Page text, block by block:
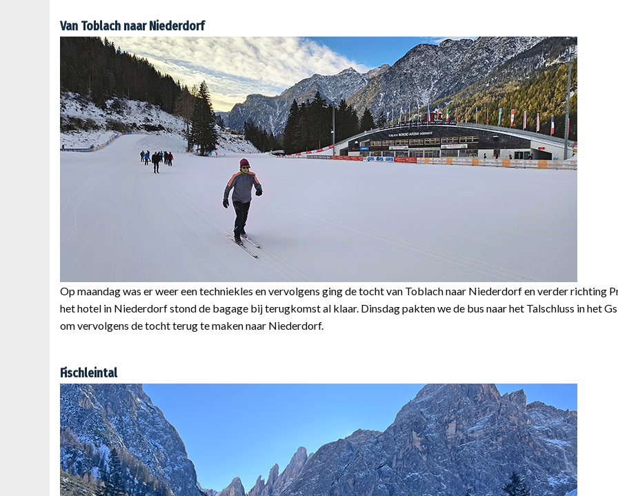
Van Toblach naar Niederdorf
Op maandag was er weer een techniekles en vervolgens ging de tocht van Toblach naar Niederdorf en verder richting
het hotel in Niederdorf stond de bagage bij terugkomst al klaar. Dinsdag pakten we de bus naar het Talschluss in het
om vervolgens de tocht terug te maken naar Niederdorf.
Fischleintal